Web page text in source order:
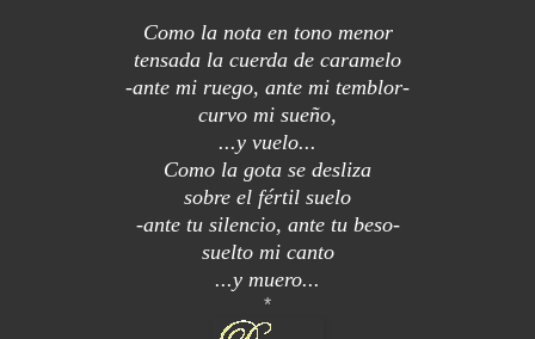
Como la nota en tono menor
tensada la cuerda de caramelo
-ante mi ruego, ante mi temblor-
curvo mi sueño,
...y vuelo...
Como la gota se desliza
sobre el fértil suelo
-ante tu silencio, ante tu beso-
suelto mi canto
...y muero...
*